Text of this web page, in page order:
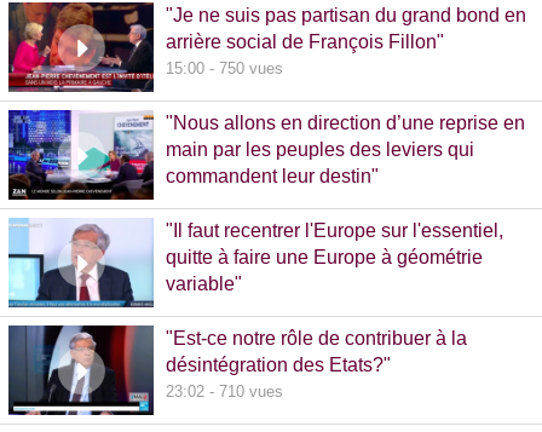
"Je ne suis pas partisan du grand bond en
arrière social de François Fillon"
15:00 - 750 vues
"Nous allons en direction d’une reprise en
main par les peuples des leviers qui
commandent leur destin"
"Il faut recentrer l'Europe sur l'essentiel,
quitte à faire une Europe à géométrie
variable"
"Est-ce notre rôle de contribuer à la
désintégration des Etats?"
23:02 - 710 vues